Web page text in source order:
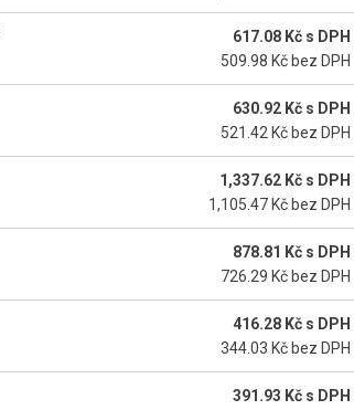
617.08 Kč s DPH
509.98 Kč bez DPH
630.92 Kč s DPH
521.42 Kč bez DPH
1,337.62 Kč s DPH
1,105.47 Kč bez DPH
878.81 Kč s DPH
726.29 Kč bez DPH
416.28 Kč s DPH
344.03 Kč bez DPH
391.93 Kč s DPH